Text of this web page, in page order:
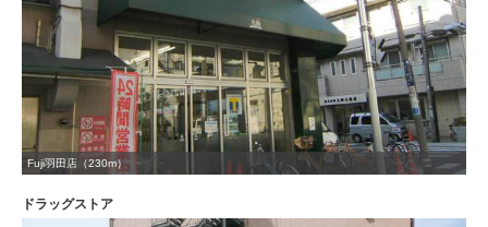
Fuji羽田店（230m）
ドラッグストア